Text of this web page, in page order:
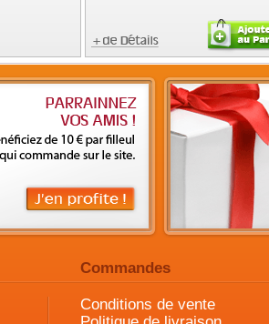
Commandes
Conditions de vente